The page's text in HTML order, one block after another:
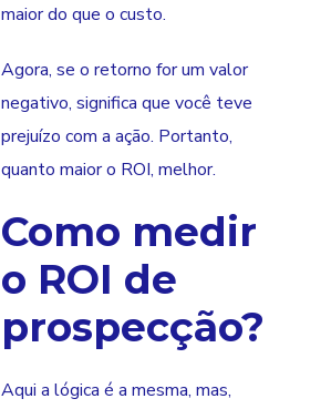
maior do que o custo.
Agora, se o retorno for um valor
negativo, significa que você teve
prejuízo com a ação. Portanto,
quanto maior o ROI, melhor.
Como medir
o ROI de
prospecção?
Aqui a lógica é a mesma, mas,